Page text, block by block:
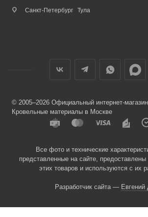
Санкт-Петербург Тула
© 2005–2026 Официальный интернет-
Кровельные материалы в Москве
Все фото и технические
представленные на сайте,
этих товаров и используются с их
Разработчик сайта — Евгений